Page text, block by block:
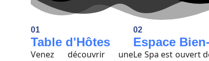
01
Table d'Hôtes
Venez découvrir une
02
Espace
Le Spa est ouvert